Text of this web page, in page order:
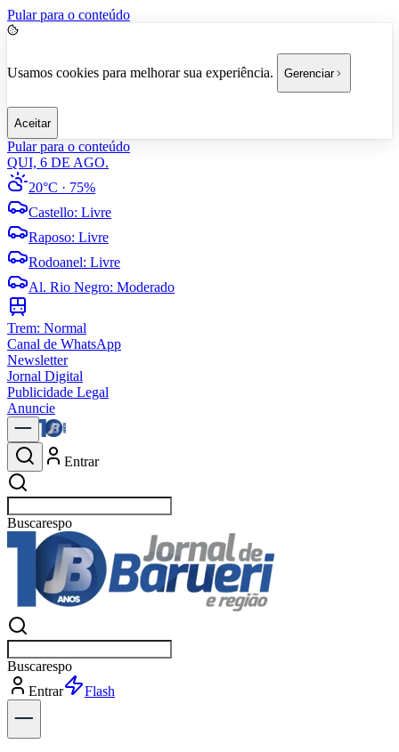
Pular para o conteúdo
Usamos cookies para melhorar sua experiência. Gerenciar
Aceitar
Pular para o conteúdo
QUI, 6 DE AGO.
20°C · 75%
Castello: Livre
Raposo: Livre
Rodoanel: Livre
Al. Rio Negro: Moderado
Trem: Normal
Canal de WhatsApp
Newsletter
Jornal Digital
Publicidade Legal
Anuncie
Entrar
Buscarn
Buscarn
Entrar
Explorar